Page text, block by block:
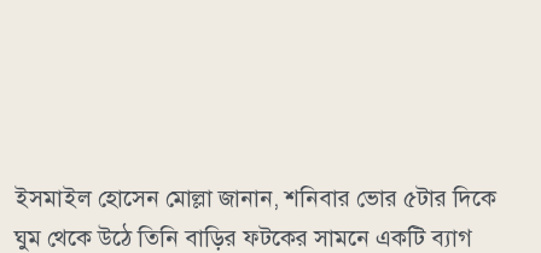
ইসমাইল হোসেন মোল্লা জানান, শনিবার ভোর ৫টার দিকে
ঘুম থেকে উঠে তিনি বাড়ির ফটকের সামনে একটি ব্যাগ